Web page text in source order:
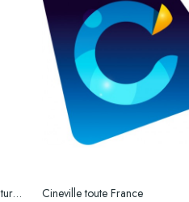
@Cinémas CGR Le Mans & Saint Saturnin e-billet Cineville toute France